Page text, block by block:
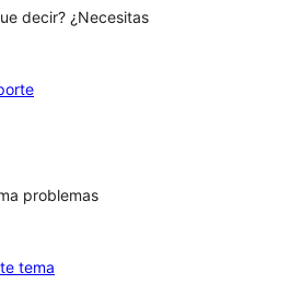
decir? ¿Necesitas
problemas
tema